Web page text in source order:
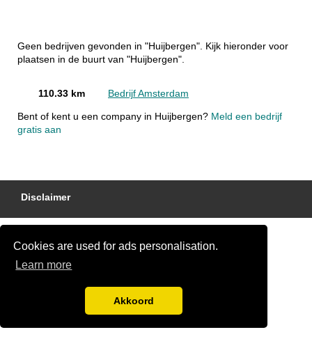
Cookies are used for ads personalisation.
Learn more
Akkoord
Geen bedrijven gevonden in "Huijbergen". Kijk hieronder voor
plaatsen in de buurt van "Huijbergen".
110.33 km Bedrijf Amsterdam
Bent of kent u een company in Huijbergen? Meld een bedrijf
gratis aan
Disclaimer